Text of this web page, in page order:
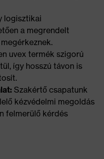
logisztikai
a megrendelt
uvex termék szigorú
így hosszú távon is
Szakértő csapatunk
kézvédelmi megoldás
felmerülő kérdés